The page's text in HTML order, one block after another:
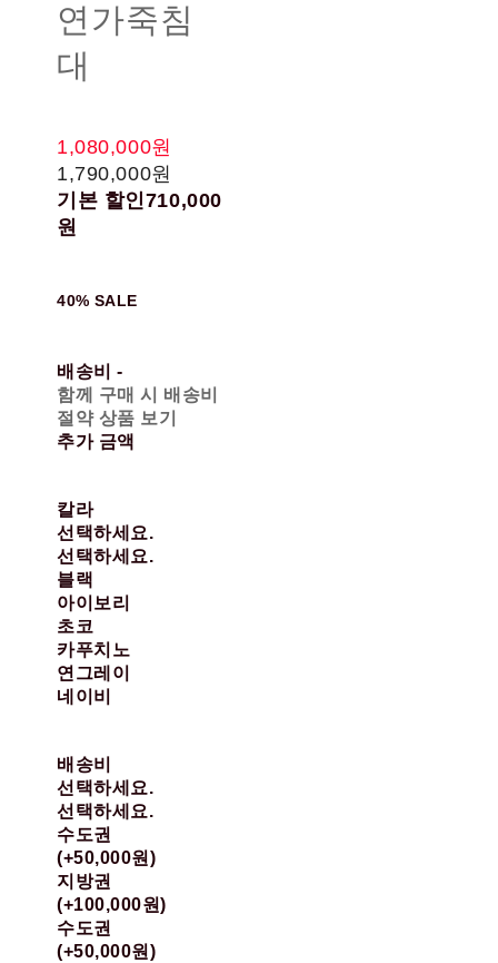
연가죽침
대
1,080,000원
1,790,000원
기본 할인710,000
원
40% SALE
배송비-
함께 구매 시 배송비
절약 상품 보기
추가 금액
칼라
선택하세요.
선택하세요.
블랙
아이보리
초코
카푸치노
연그레이
네이비
배송비
선택하세요.
선택하세요.
수도권
(+50,000원)
지방권
(+100,000원)
수도권
(+50,000원)